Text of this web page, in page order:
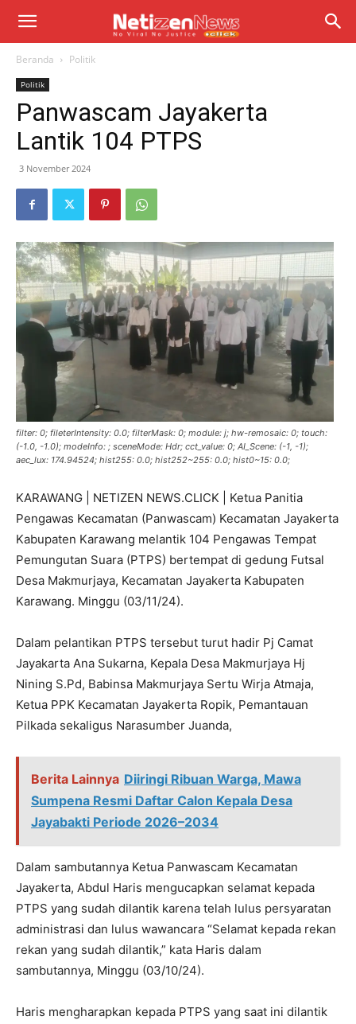
Beranda Politik
Politik
Panwascam Jayakerta
Lantik 104 PTPS
3 November 2024
filter: 0; fileterIntensity: 0.0; filterMask: 0; module: j; hw-remosaic: 0; touch:
(-1.0, -1.0); modeInfo: ; sceneMode: Hdr; cct_value: 0; AI_Scene: (-1, -1);
aec_lux: 174.94524; hist255: 0.0; hist252~255: 0.0; hist0~15: 0.0;
KARAWANG | NETIZEN NEWS.CLICK | Ketua Panitia
Pengawas Kecamatan (Panwascam) Kecamatan Jayakerta
Kabupaten Karawang melantik 104 Pengawas Tempat
Pemungutan Suara (PTPS) bertempat di gedung Futsal
Desa Makmurjaya, Kecamatan Jayakerta Kabupaten
Karawang. Minggu (03/11/24).
Dalam pelantikan PTPS tersebut turut hadir Pj Camat
Jayakarta Ana Sukarna, Kepala Desa Makmurjaya Hj
Nining S.Pd, Babinsa Makmurjaya Sertu Wirja Atmaja,
Ketua PPK Kecamatan Jayakerta Ropik, Pemantauan
Pilkada sekaligus Narasumber Juanda,
Berita Lainnya Diiringi Ribuan Warga, Mawa
Sumpena Resmi Daftar Calon Kepala Desa
Jayabakti Periode 2026–2034
Dalam sambutannya Ketua Panwascam Kecamatan
Jayakerta, Abdul Haris mengucapkan selamat kepada
PTPS yang sudah dilantik karena telah lulus persyaratan
administrasi dan lulus wawancara “Selamat kepada rekan
rekan yang sudah dilantik,” kata Haris dalam
sambutannya, Minggu (03/10/24).
Haris mengharapkan kepada PTPS yang saat ini dilantik